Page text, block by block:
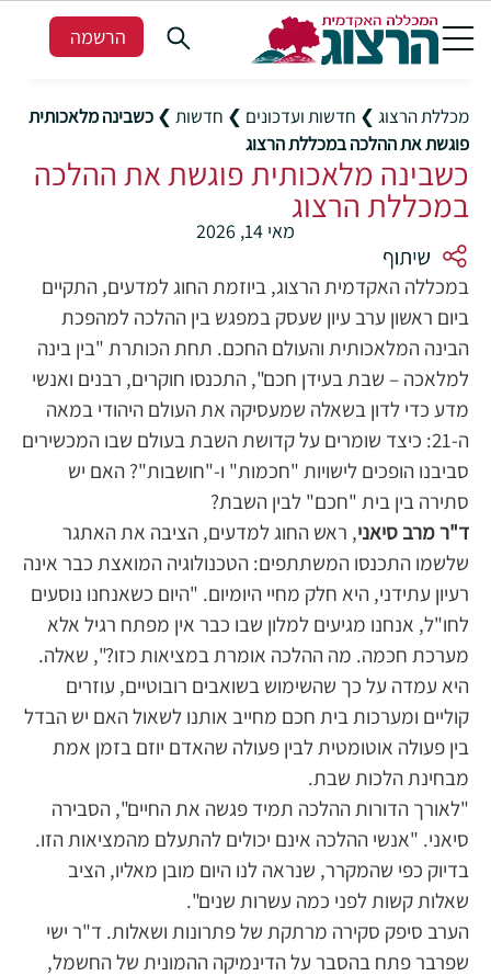
הרשמה
מכללת הרצוג ❯ חדשות ועדכונים ❯ חדשות ❯ כשבינה מלאכותית
פוגשת את ההלכה במכללת הרצוג
כשבינה מלאכותית פוגשת את ההלכה
במכללת הרצוג
מאי 14, 2026
במכללה האקדמית הרצוג, ביוזמת החוג למדעים, התקיים
ביום ראשון ערב עיון שעסק במפגש בין ההלכה למהפכת
הבינה המלאכותית והעולם החכם. תחת הכותרת "בין בינה
למלאכה – שבת בעידן חכם", התכנסו חוקרים, רבנים ואנשי
מדע כדי לדון בשאלה שמעסיקה את העולם היהודי במאה
ה-21: כיצד שומרים על קדושת השבת בעולם שבו המכשירים
סביבנו הופכים לישויות "חכמות" ו-"חושבות"? האם יש
סתירה בין בית "חכם" לבין השבת?
ד"ר מרב סיאני, ראש החוג למדעים, הציבה את האתגר
שלשמו התכנסו המשתתפים: הטכנולוגיה המואצת כבר אינה
רעיון עתידני, היא חלק מחיי היומיום. "היום כשאנחנו נוסעים
לחו"ל, אנחנו מגיעים למלון שבו כבר אין מפתח רגיל אלא
מערכת חכמה. מה ההלכה אומרת במציאות כזו?", שאלה.
היא עמדה על כך שהשימוש בשואבים רובוטיים, עוזרים
קוליים ומערכות בית חכם מחייב אותנו לשאול האם יש הבדל
בין פעולה אוטומטית לבין פעולה שהאדם יוזם בזמן אמת
מבחינת הלכות שבת.
"לאורך הדורות ההלכה תמיד פגשה את החיים", הסבירה
סיאני. "אנשי ההלכה אינם יכולים להתעלם מהמציאות הזו.
בדיוק כפי שהמקרר, שנראה לנו היום מובן מאליו, הציב
שאלות קשות לפני כמה עשרות שנים".
הערב סיפק סקירה מרתקת של פתרונות ושאלות. ד"ר ישי
שפרבר פתח בהסבר על הדינמיקה ההמונית של החשמל,